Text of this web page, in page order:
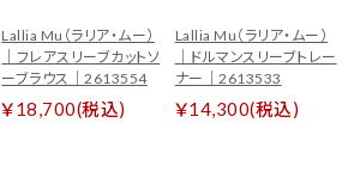
Lallia Mu（ラリア・ムー）
｜フレアスリーブカットソ
ーブラウス｜2613554
￥18,700(税込)
Lallia Mu（ラリア・ムー）
｜ドルマンスリーブトレー
ナー｜2613533
￥14,300(税込)